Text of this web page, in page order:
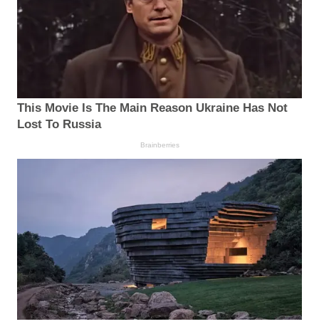
This Movie Is The Main Reason Ukraine Has Not
Lost To Russia
Brainberries